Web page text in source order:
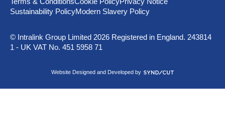
t
u
n
L
e
I
© Intralink Group Limited 2026 Registered in England. 243814
1 - UK VAT No. 451 5958 71
Terms & ConditionsCookie PolicyPrivacy Notice
Sustainability PolicyModern Slavery Policy
Website Designed and Developed by S
n